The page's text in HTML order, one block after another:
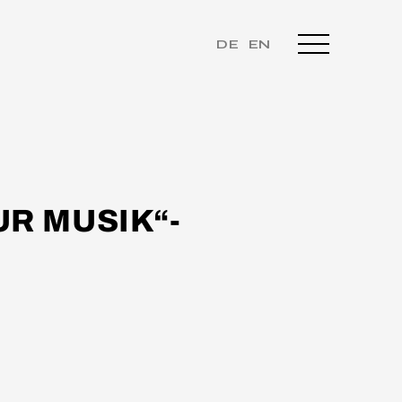
DE EN
MUSIK“-